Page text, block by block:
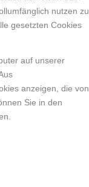
nutzen zu
gesetzten Cookies
auf unserer
anzeigen, die von
Sie in den